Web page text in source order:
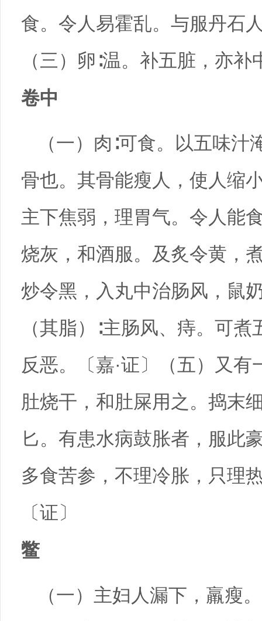
食。令人易霍乱。与服丹石
（三）卵∶温。补五脏，亦
卷中
（一）肉∶可食。以五味
骨也。其骨能瘦人，使人缩
主下焦弱，理胃气。令人能
烧灰，和酒服。及炙令黄，
炒令黑，入丸中治肠风，鼠
（其脂）∶主肠风、痔。可
反恶。〔嘉·证〕（五）又
肚烧干，和肚屎用之。捣末
匕。有患水病鼓胀者，服此
多食苦参，不理冷胀，只理
〔证〕
鳖
（一）主妇人漏下，羸瘦